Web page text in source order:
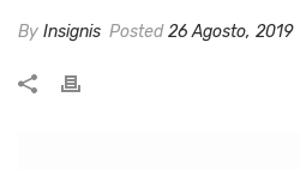
By Insignis Posted26 Agosto, 2019